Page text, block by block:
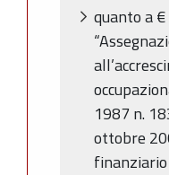
quanto a
1987 n.
ottobre